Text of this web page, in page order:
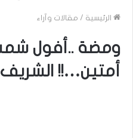
الرئيسية / مقالات وآراء
ومضة ..أفول
أمتين…!! الشريف